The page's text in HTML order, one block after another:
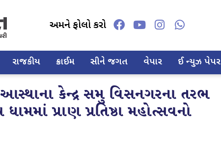
અમને ફોલો કરો
રાજકીય ક્રાઈમ સીને જગત વેપાર ઈ ન્યુઝ પેપર
કેન્દ્ર સમુ વિસનગરના તરભ
પ્રાણ પ્રતિષ્ઠા મહોત્સવનો